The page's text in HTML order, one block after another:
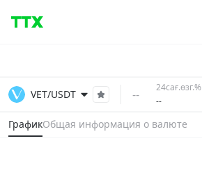
VET/USDT --
24сағ.өзг.%
--
ГрафикОбщая информация о валюте